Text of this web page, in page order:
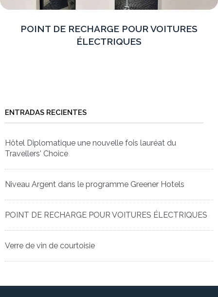
POINT DE RECHARGE POUR VOITURES
ÉLECTRIQUES
ENTRADAS RECIENTES
Hôtel Diplomatique une nouvelle fois lauréat du
Travellers' Choice
Niveau Argent dans le programme Greener Hotels
POINT DE RECHARGE POUR VOITURES ÉLECTRIQUES
Verre de vin de courtoisie